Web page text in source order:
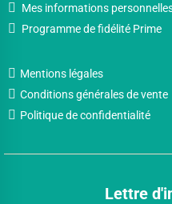
Mes informations
Programme de fidélité Prime
Mentions légales
Conditions générales de vente
Politique de confidentialité
Lettre